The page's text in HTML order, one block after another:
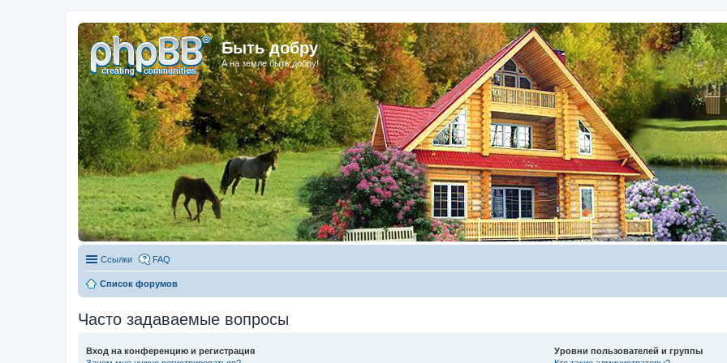
Быть добру
А на земле быть добру!
Ссылки FAQ
Список форумов
Часто задаваемые вопросы
Вход на конференцию и регистрация
Уровни пользователей и группы